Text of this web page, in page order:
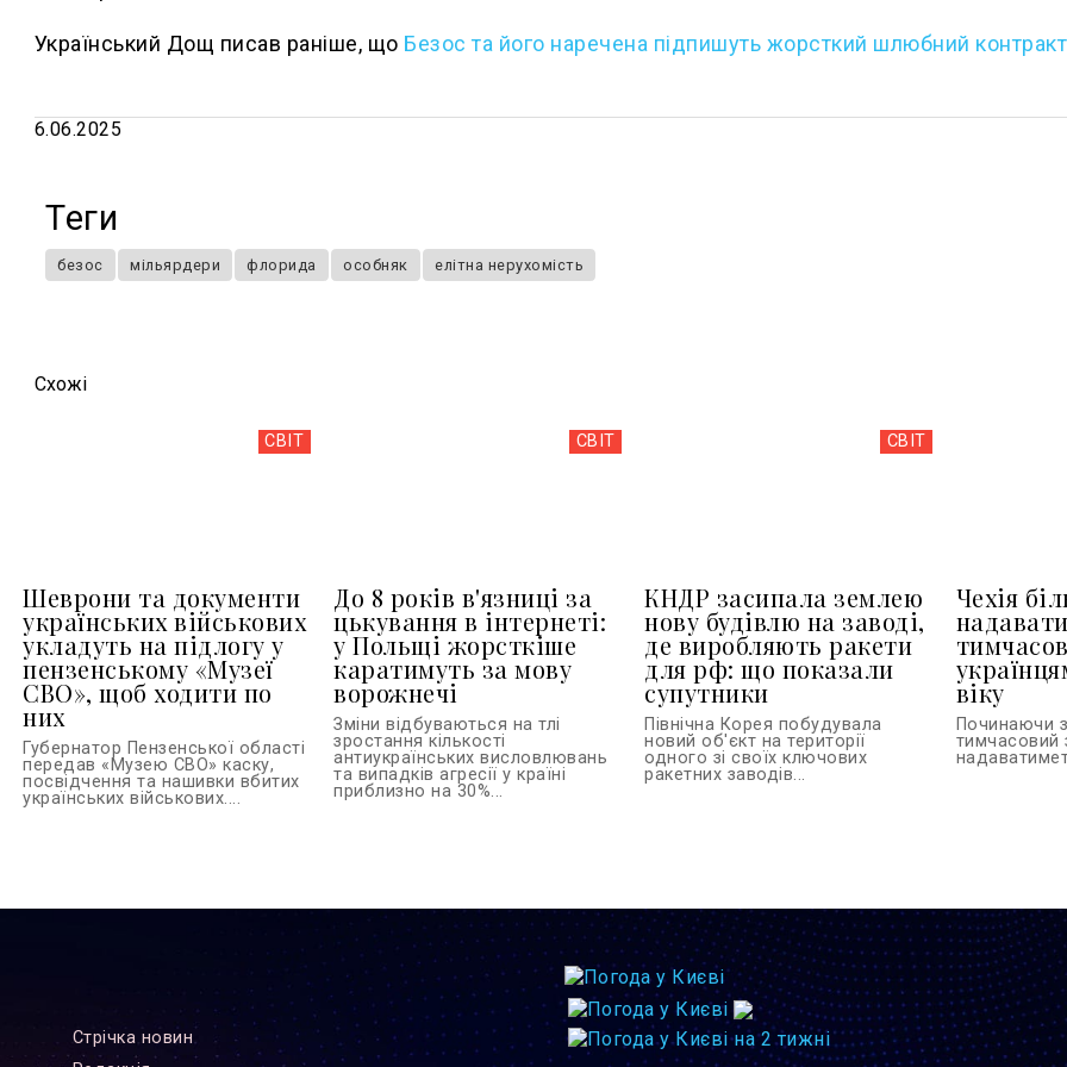
Український Дощ писав раніше, що Безос та його наречена підпишуть жорсткий шлюбний контракт
6.06.2025
Теги
безос мільярдери флорида особняк елітна нерухомість
Схожi
СВІТ
Шеврони та документи
українських військових
укладуть на підлогу у
пензенському «Музеї
СВО», щоб ходити по
них
Губернатор Пензенської області
передав «Музею СВО» каску,
посвідчення та нашивки вбитих
українських військових....
СВІТ
До 8 років в'язниці за
цькування в інтернеті:
у Польщі жорсткіше
каратимуть за мову
ворожнечі
Зміни відбуваються на тлі
зростання кількості
антиукраїнських висловлювань
та випадків агресії у країні
приблизно на 30%...
СВІТ
КНДР засипала землею
нову будівлю на заводі,
де виробляють ракети
для рф: що показали
супутники
Північна Корея побудувала
новий об'єкт на території
одного зі своїх ключових
ракетних заводів...
Чехія
віку
Починаючи
тимчасовий
Стрiчка новин